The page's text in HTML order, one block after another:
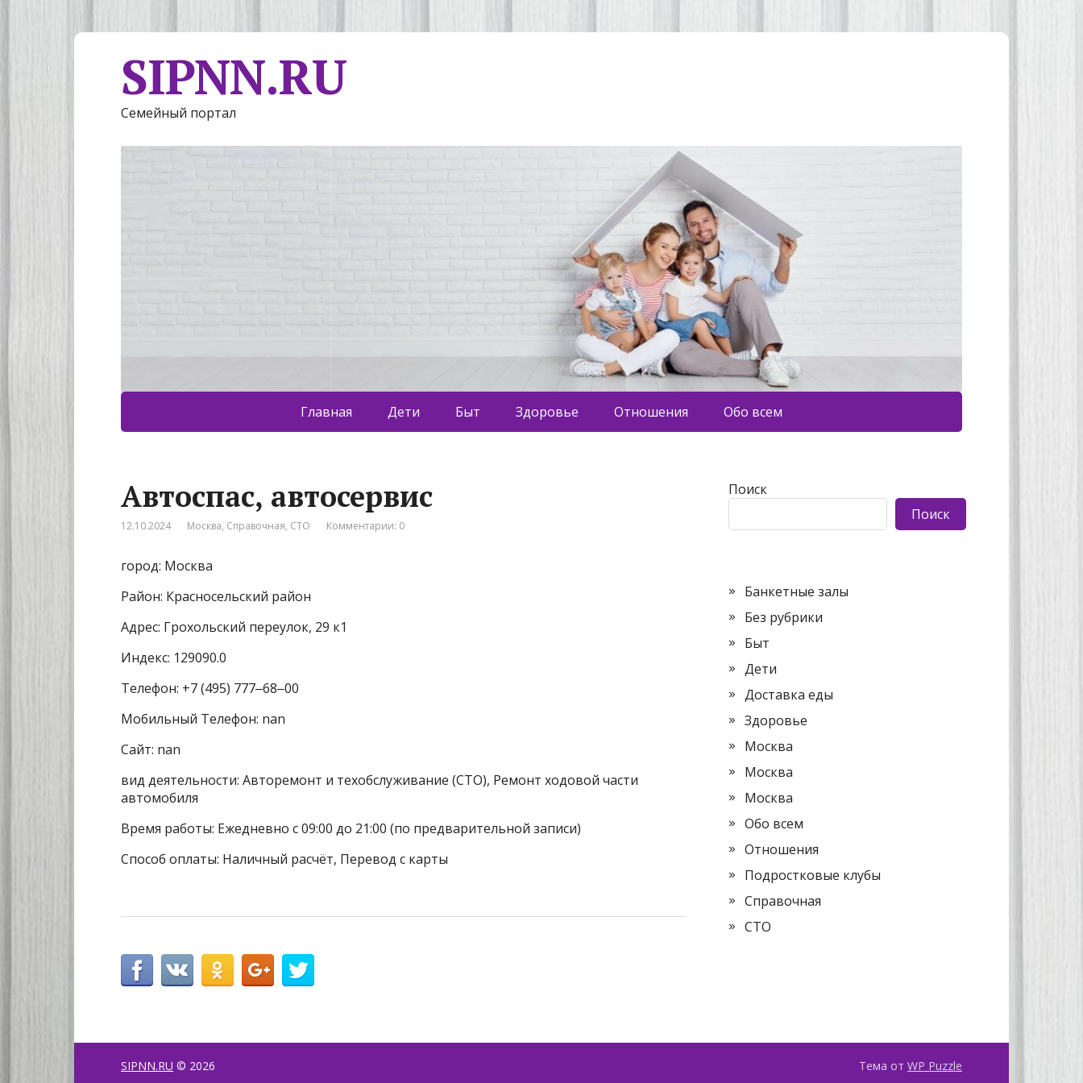
SIPNN.RU
Семейный портал
Главная Дети Быт Здоровье Отношения Обо всем
Автоспас, автосервис
12.10.2024 Москва, Справочная, СТО Комментарии: 0
город: Москва
Район: Красносельский район
Адрес: Грохольский переулок, 29 к1
Индекс: 129090.0
Телефон: +7 (495) 777‒68‒00
Мобильный Телефон: nan
Сайт: nan
вид деятельности: Авторемонт и техобслуживание (СТО), Ремонт ходовой части
автомобиля
Время работы: Ежедневно с 09:00 до 21:00 (по предварительной записи)
Способ оплаты: Наличный расчёт, Перевод с карты
Поиск
Поиск
Банкетные залы
Без рубрики
Быт
Дети
Доставка еды
Здоровье
Москва
Москва
Москва
Обо всем
Отношения
Подростковые клубы
Справочная
СТО
SIPNN.RU © 2026 Тема от WP Puzzle